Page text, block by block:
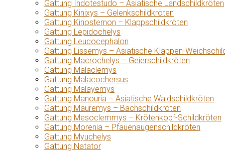
Gattung Indotestudo – Asiatische Landschildkröten
Gattung Kinixys – Gelenkschildkröten
Gattung Kinosternon – Klappschildkröten
Gattung Lepidochelys
Gattung Leucocephalon
Gattung Lissemys – Asiatische Klappen-
Gattung Macrochelys – Geierschildkröten
Gattung Malaclemys
Gattung Malacochersus
Gattung Malayemys
Gattung Manouria – Asiatische Waldschildkröten
Gattung Mauremys – Bachschildkröten
Gattung Mesoclemmys – Krötenkopf-Schildkröten
Gattung Morenia – Pfauenaugenschildkröten
Gattung Myuchelys
Gattung Natator